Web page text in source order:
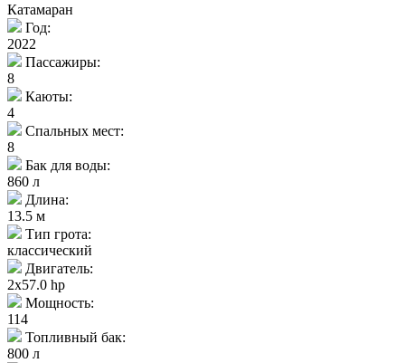
Катамаран
Год:
2022
Пассажиры:
8
Каюты:
4
Спальных мест:
8
Бак для воды:
860 л
Длина:
13.5 м
Тип грота:
классический
Двигатель:
2x57.0 hp
Мощность:
114
Топливный бак:
800 л